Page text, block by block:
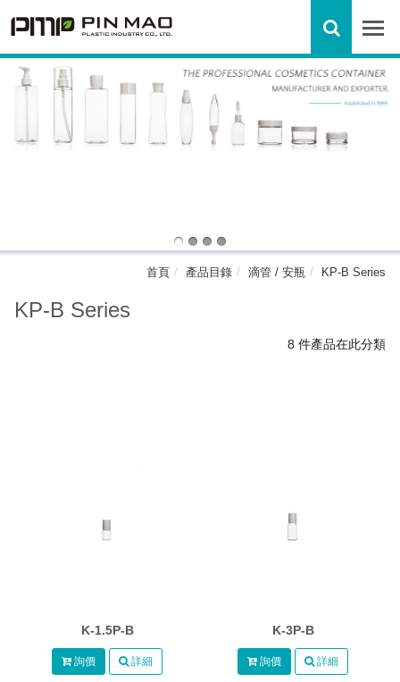
首頁 產品目錄 滴管 / 安瓶 KP-B Series
KP-B Series
8 件產品在此分類
K-1.5P-B
詢價 詳細
K-3P-B
詢價 詳細